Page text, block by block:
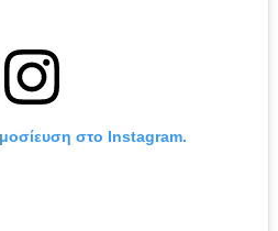
στο Instagram.